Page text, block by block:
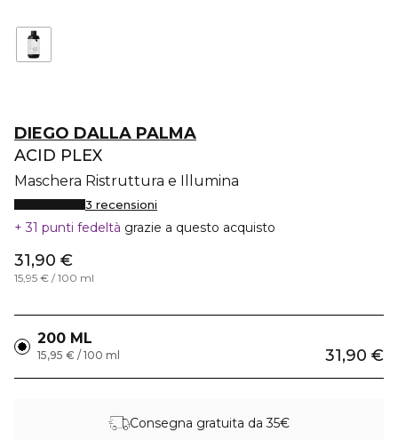
DIEGO DALLA PALMA
ACID PLEX
Maschera Ristruttura e Illumina
3 recensioni
31 punti fedeltà grazie a questo acquisto
31,90 €
15,95 € / 100 ml
200 ML
31,90 €
15,95 € / 100 ml
Consegna gratuita da 35€